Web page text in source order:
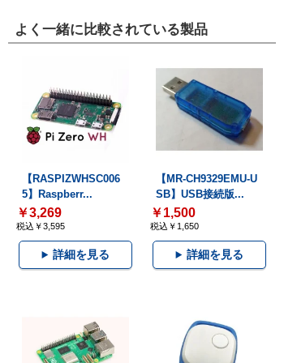
よく一緒に比較されている製品
【RASPIZWHSC006
5】Raspberr...
￥3,269
税込￥3,595
詳細を見る
【MR-CH9329EMU-U
SB】USB接続版...
￥1,500
税込￥1,650
詳細を見る